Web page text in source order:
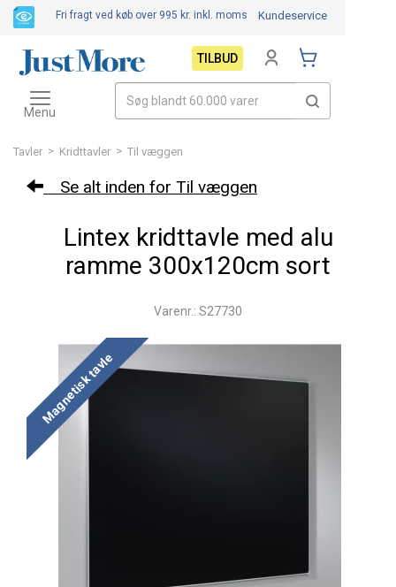
Tavler > Kridttavler > Til væggen
Se alt inden for Til væggen
Lintex kridttavle med alu
ramme 300x120cm sort
Varenr.: S27730
Magnetisk tavle
Fri fragt ved køb over 995 kr. inkl. moms Kundeservice
TILBUD
Toggle
navigation
Menu